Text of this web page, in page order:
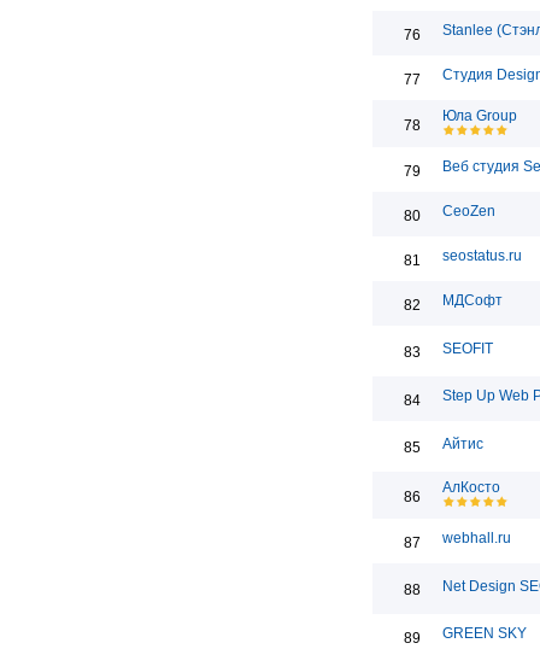
76 Stanlee
77 Студия
78
Юла Group
79 Веб студия
80 CeoZen
81 seostatus.ru
82 МДСофт
83 SEOFIT
84 Step Up Web
85 Айтис
86
АлКосто
87 webhall.ru
88 Net Design
89 GREEN SKY